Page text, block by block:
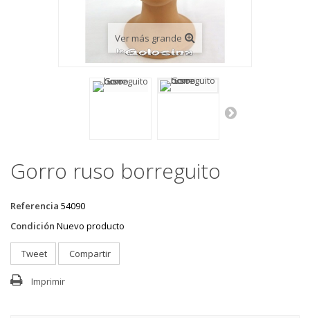
Ver más grande
Gorro ruso borreguito
Referencia 54090
Condición Nuevo producto
Tweet Compartir
Imprimir